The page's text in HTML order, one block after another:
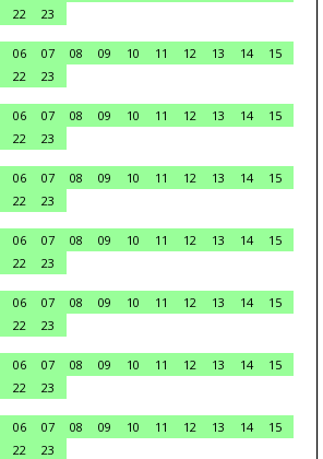
22
23
06 07 08 09 10 11 12 13 14
15
22
23
06 07 08 09 10 11 12 13 14
15
22
23
06 07 08 09 10 11 12 13 14
15
22
23
06 07 08 09 10 11 12 13 14
15
22
23
06 07 08 09 10 11 12 13 14
15
22
23
06 07 08 09 10 11 12 13 14
15
22
23
06 07 08 09 10 11 12 13 14
15
22
23